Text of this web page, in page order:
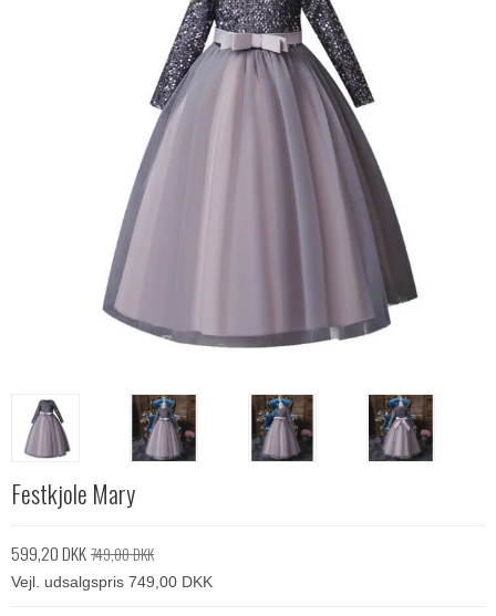
Festkjole Mary
599,20 DKK749,00 DKK
Vejl. udsalgspris 749,00 DKK